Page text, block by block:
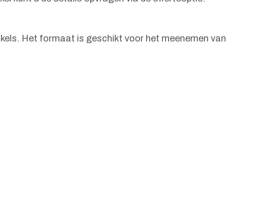
Het formaat is geschikt voor het meenemen van